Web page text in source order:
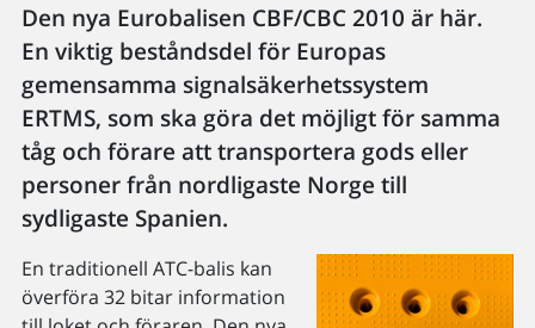
Den nya Eurobalisen CBF/CBC 2010 är här.
En viktig beståndsdel för Europas
gemensamma signalsäkerhetssystem
ERTMS, som ska göra det möjligt för samma
tåg och förare att transportera gods eller
personer från nordligaste Norge till
sydligaste Spanien.
En traditionell ATC-balis kan
överföra 32 bitar information